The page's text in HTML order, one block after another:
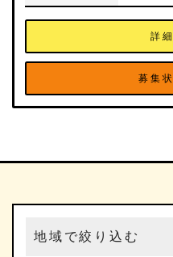
詳
募集
地域で絞り込む